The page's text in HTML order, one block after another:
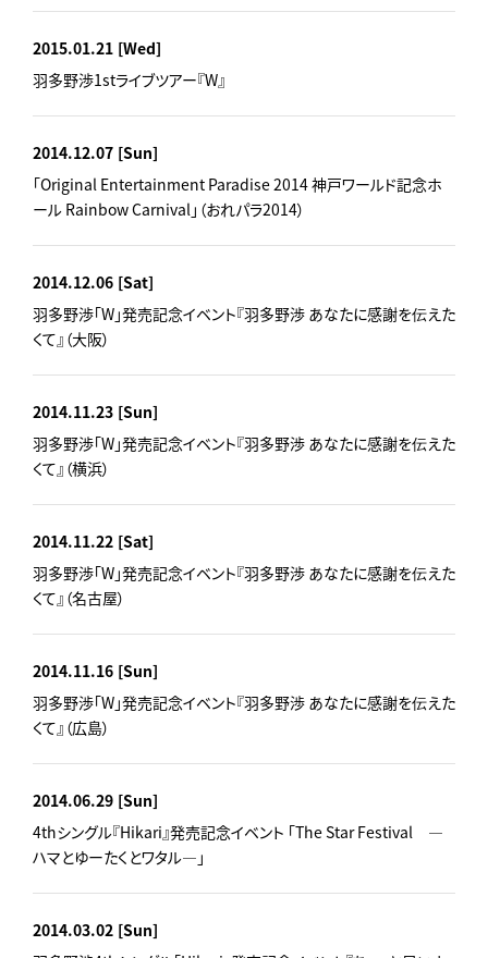
2015.01.21 [Wed]
羽多野渉1stライブツアー『W』
2014.12.07 [Sun]
「Original Entertainment Paradise 2014 神戸ワールド記念ホ
ール Rainbow Carnival」（おれパラ2014）
2014.12.06 [Sat]
羽多野渉「W」発売記念イベント『羽多野渉 あなたに感謝を伝えた
くて』（大阪）
2014.11.23 [Sun]
羽多野渉「W」発売記念イベント『羽多野渉 あなたに感謝を伝えた
くて』（横浜）
2014.11.22 [Sat]
羽多野渉「W」発売記念イベント『羽多野渉 あなたに感謝を伝えた
くて』（名古屋）
2014.11.16 [Sun]
羽多野渉「W」発売記念イベント『羽多野渉 あなたに感謝を伝えた
くて』（広島）
2014.06.29 [Sun]
4thシングル『Hikari』発売記念イベント 「The Star Festival ―
ハマとゆーたくとワタル―」
2014.03.02 [Sun]